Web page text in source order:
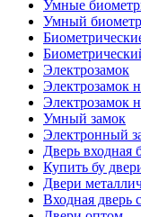
Умные
Умный
Электрозамок
Электрозамок
Электрозамок
Умный замок
Электронный
Дверь входная
Купить бу
Двери
Входная дверь